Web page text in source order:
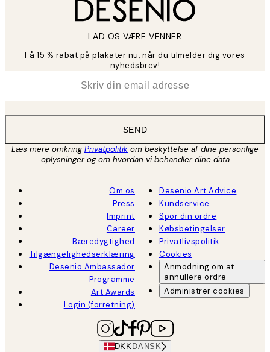
LAD OS VÆRE VENNER
Få 15 % rabat på plakater nu, når du tilmelder dig vores
nyhedsbrev!
SEND
Læs mere omkringPrivatpolitik om beskyttelse af dine personlige
oplysninger og om hvordan vi behandler dine data
Om os
Press
Imprint
Career
Bæredygtighed
Tilgængelighedserklæring
Desenio Ambassador
Programme
Art Awards
Login (forretning)
Desenio Art Advice
Kundservice
Spor din ordre
Købsbetingelser
Privatlivspolitik
Cookies
Anmodning om at
annullere ordre
Administrer cookies
DKK DANSK